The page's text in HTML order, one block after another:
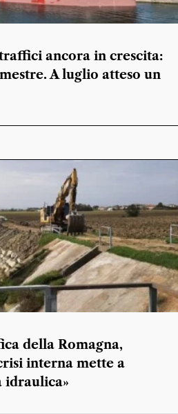
ancora in crescita:
A luglio atteso un
della Romagna,
interna mette a
idraulica»